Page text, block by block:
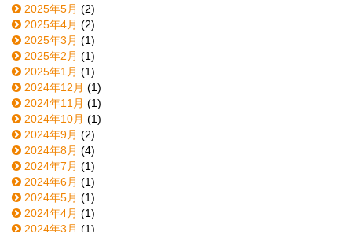
2025年5月 (2)
2025年4月 (2)
2025年3月 (1)
2025年2月 (1)
2025年1月 (1)
2024年12月 (1)
2024年11月 (1)
2024年10月 (1)
2024年9月 (2)
2024年8月 (4)
2024年7月 (1)
2024年6月 (1)
2024年5月 (1)
2024年4月 (1)
2024年3月 (1)